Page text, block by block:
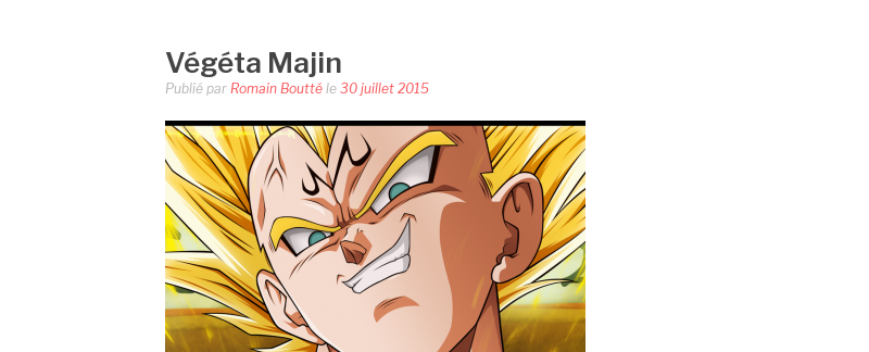
Végéta Majin
Publié par Romain Boutté le 30 juillet 2015